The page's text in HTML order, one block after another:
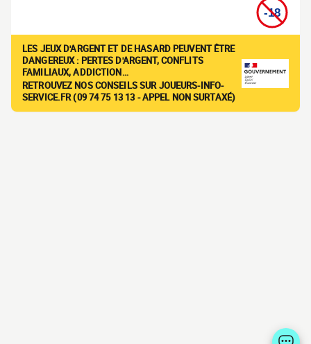
LES JEUX D'ARGENT ET DE HASARD PEUVENT ÊTRE
DANGEREUX : PERTES D'ARGENT, CONFLITS
FAMILIAUX, ADDICTION…
RETROUVEZ NOS CONSEILS SUR JOUEURS-INFO-
SERVICE.FR (09 74 75 13 13 - APPEL NON SURTAXÉ)